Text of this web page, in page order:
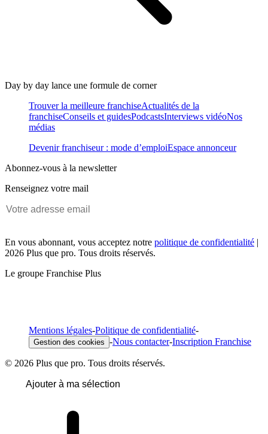
Day by day lance une formule de corner
Trouver la meilleure franchiseActualités de la
franchiseConseils et guidesPodcastsInterviews vidéoNos
médias
Devenir franchiseur : mode d’emploiEspace annonceur
Abonnez-vous à la newsletter
Renseignez votre mail
En vous abonnant, vous acceptez notre politique de confidentialité |
2026 Plus que pro. Tous droits réservés.
Le groupe Franchise Plus
Mentions légales-Politique de confidentialité-
Gestion des cookies -Nous contacter-Inscription Franchise
© 2026 Plus que pro. Tous droits réservés.
Ajouter à ma sélection